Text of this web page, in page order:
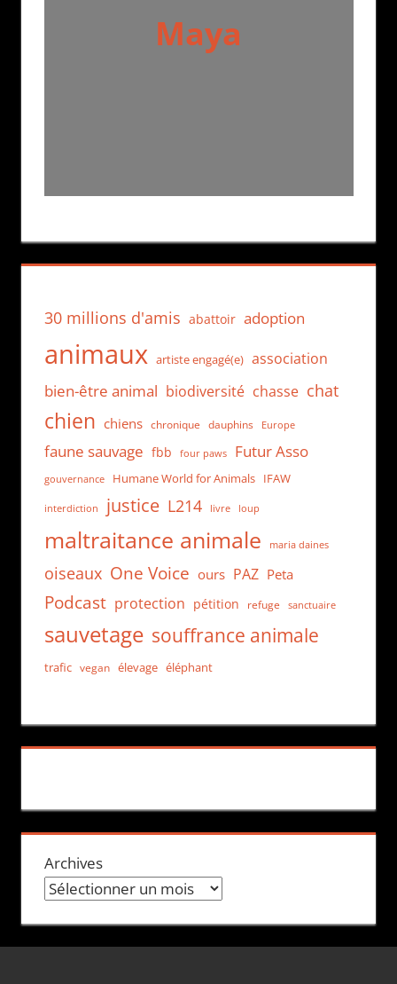
Maya
30 millions d'amis abattoir adoption
animaux artiste engagé(e) association
bien-être animal biodiversité chasse chat
chien chiens chronique dauphins Europe
faune sauvage fbb four paws Futur Asso
gouvernance Humane World for Animals IFAW
interdiction justice L214 livre loup
maltraitance animale maria daines
oiseaux One Voice ours PAZ Peta
Podcast protection pétition refuge sanctuaire
sauvetage souffrance animale
trafic vegan élevage éléphant
Archives